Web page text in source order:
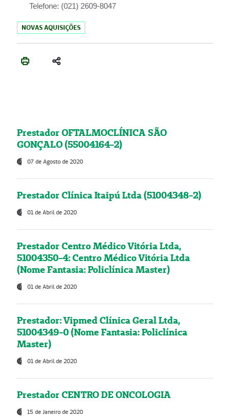
Telefone: (021) 2609-8047
NOVAS AQUISIÇÕES
Prestador OFTALMOCLÍNICA SÃO
GONÇALO (55004164-2)
07 de Agosto de 2020
Prestador Clínica Itaipú Ltda (51004348-2)
01 de Abril de 2020
Prestador Centro Médico Vitória Ltda,
51004350-4: Centro Médico Vitória Ltda
(Nome Fantasia: Policlínica Master)
01 de Abril de 2020
Prestador: Vipmed Clínica Geral Ltda,
51004349-0 (Nome Fantasia: Policlínica
Master)
01 de Abril de 2020
Prestador CENTRO DE ONCOLOGIA
15 de Janeiro de 2020